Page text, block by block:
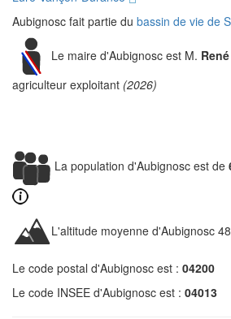
Aubignosc fait partie du bassin de vie de
Le maire d'Aubignosc est M.
agriculteur exploitant (2026)
La population d'Aubignosc est de
L'altitude moyenne d'Aubignosc
Le code postal d'Aubignosc est : 04200
Le code INSEE d'Aubignosc est : 04013